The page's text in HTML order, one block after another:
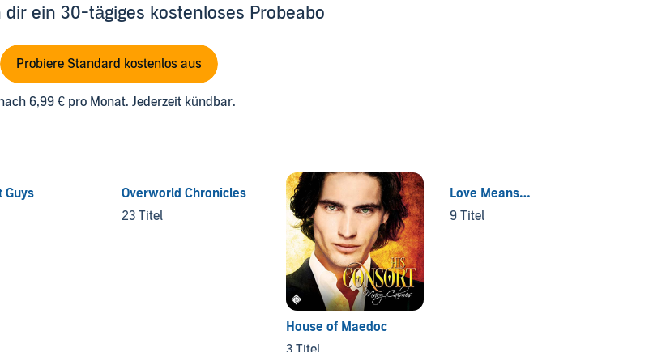
ein 30-tägiges kostenloses Probeabo
Probiere Standard kostenlos aus
6,99 € pro Monat. Jederzeit kündbar.
Guys
Overworld Chronicles
23 Titel
House of Maedoc
Love Means…
9 Titel